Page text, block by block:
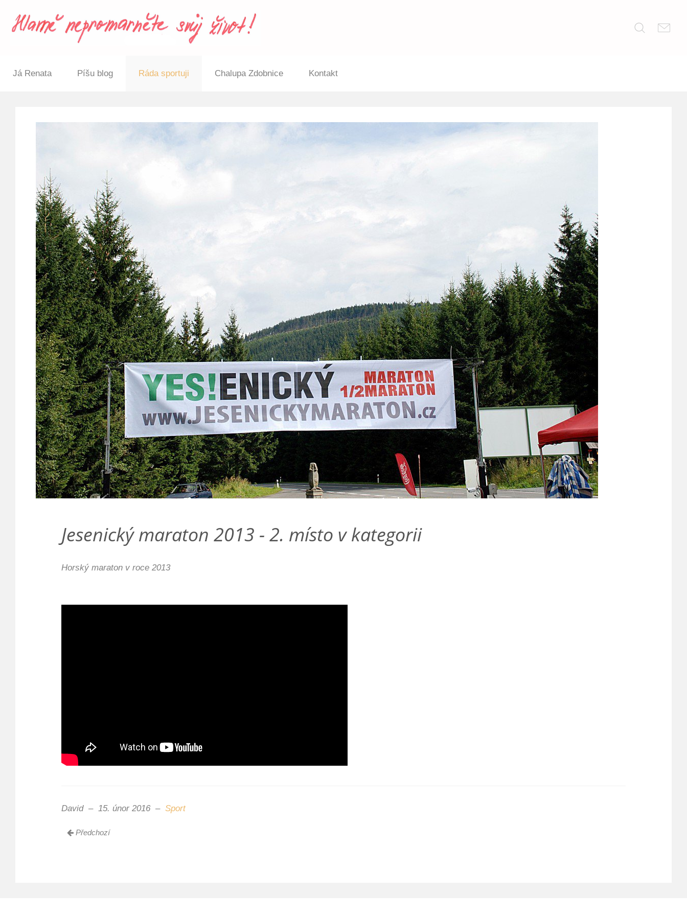
Já Renata Píšu blog Ráda sportuji Chalupa Zdobnice Kontakt
Jesenický maraton 2013 - 2. místo v kategorii
Horský maraton v roce 2013
David 15. únor 2016 Sport
Předchozí